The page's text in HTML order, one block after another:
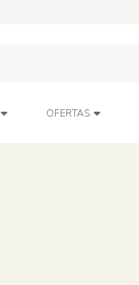
OFERTAS